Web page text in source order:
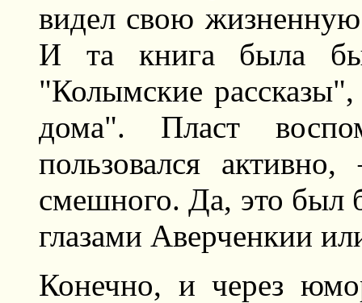
видел свою
И та книга была
"Колымские
дома". Пласт
пользовался
смешного. Да, это
глазами Аверченкии
Конечно, и через